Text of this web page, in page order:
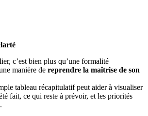
c’est bien plus qu’une formalité
manière de reprendre la maîtrise de son
tableau récapitulatif peut aider à visualiser
fait, ce qui reste à prévoir, et les priorités